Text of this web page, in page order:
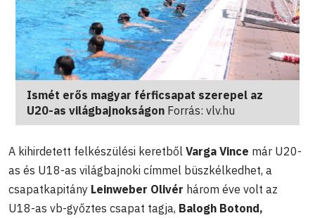
Ismét erős magyar férficsapat szerepel az
U20-as világbajnokságon Forrás: vlv.hu
A kihirdetett felkészülési keretből Varga Vince már U20-
as és U18-as világbajnoki címmel büszkélkedhet, a
csapatkapitány Leinweber Olivér három éve volt az
U18-as vb-győztes csapat tagja, Balogh Botond,